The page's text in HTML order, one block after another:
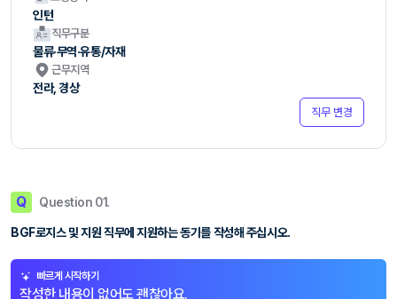
인턴
직무구분
물류·무역·유통/자재
근무지역
전라, 경상
직무 변경
Q Question 01.
BGF로지스 및 지원 직무에 지원하는 동기를 작성해 주십시오.
빠르게 시작하기
작성한 내용이 없어도 괜찮아요.